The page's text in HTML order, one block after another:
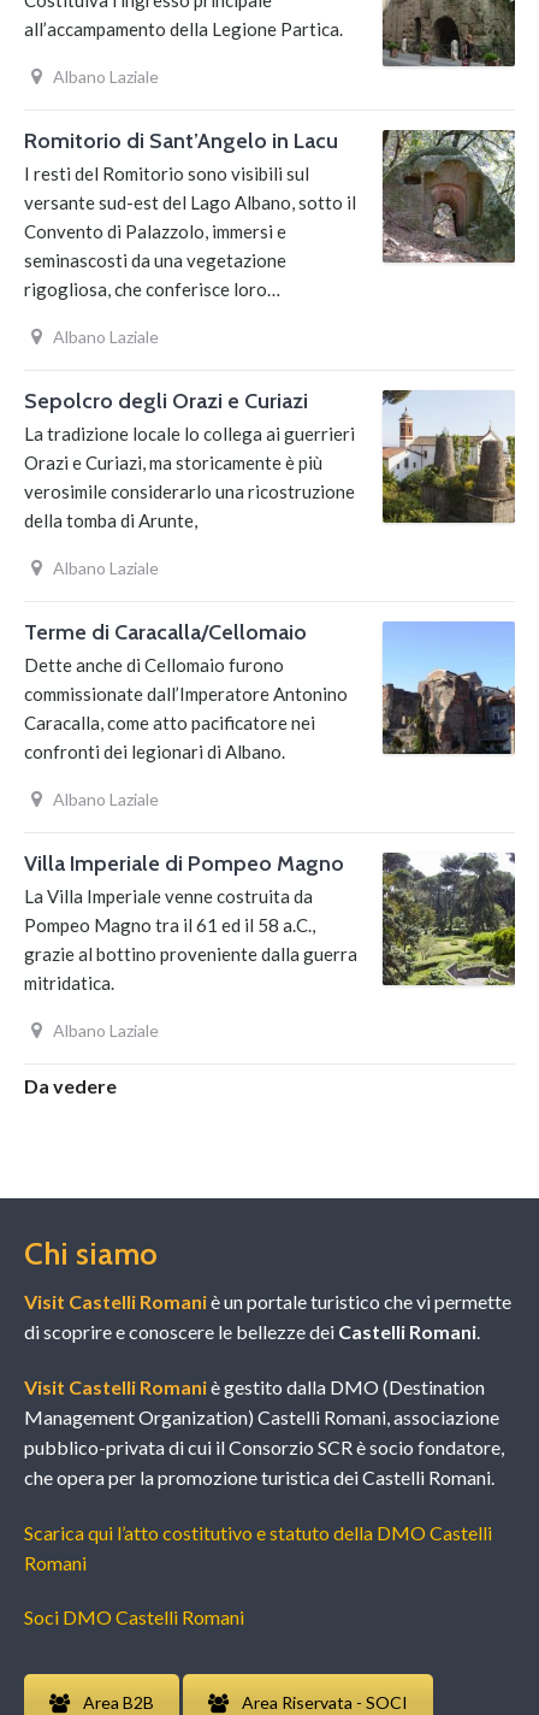
all’accampamento della Legione Partica.
Albano Laziale
Romitorio di Sant’Angelo in Lacu
I resti del Romitorio sono visibili sul
versante sud-est del Lago Albano, sotto il
Convento di Palazzolo, immersi e
seminascosti da una vegetazione
rigogliosa, che conferisce loro…
Albano Laziale
Sepolcro degli Orazi e Curiazi
La tradizione locale lo collega ai guerrieri
Orazi e Curiazi, ma storicamente è più
verosimile considerarlo una ricostruzione
della tomba di Arunte,
Albano Laziale
Terme di Caracalla/Cellomaio
Dette anche di Cellomaio furono
commissionate dall’Imperatore Antonino
Caracalla, come atto pacificatore nei
confronti dei legionari di Albano.
Albano Laziale
Villa Imperiale di Pompeo Magno
La Villa Imperiale venne costruita da
Pompeo Magno tra il 61 ed il 58 a.C.,
grazie al bottino proveniente dalla guerra
mitridatica.
Albano Laziale
Da vedere
Chi siamo
Visit Castelli Romaniè un portale turistico che vi permette
di scoprire e conoscere le bellezze dei Castelli Romani.
Visit Castelli Romaniè gestito dalla DMO (Destination
Management Organization) Castelli Romani, associazione
pubblico-privata di cui il Consorzio SCR è socio fondatore,
che opera per la promozione turistica dei Castelli Romani.
Scarica qui l’atto costitutivo e statuto della DMO Castelli
Romani
Soci DMO Castelli Romani
Area B2B Area Riservata - SOCI